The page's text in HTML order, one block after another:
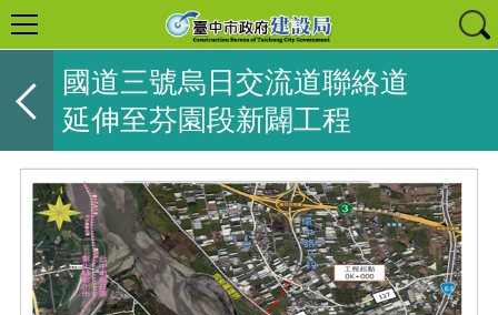
國道三號烏日交流道聯絡道
延伸至芬園段新闢工程